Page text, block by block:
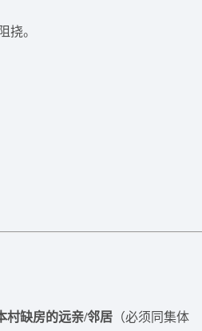
挠。
村缺房的远亲/邻居 （必须同集体